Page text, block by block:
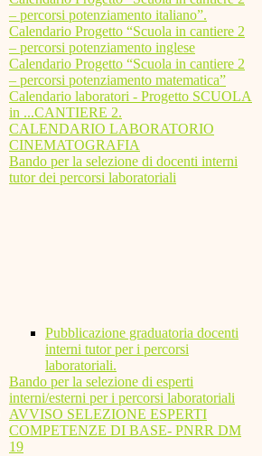
– percorsi potenziamento italiano”.
Calendario Progetto “Scuola in cantiere 2
– percorsi potenziamento inglese
Calendario Progetto “Scuola in cantiere 2
– percorsi potenziamento matematica”
Calendario laboratori - Progetto SCUOLA
in ...CANTIERE 2.
CALENDARIO LABORATORIO
CINEMATOGRAFIA
Bando per la selezione di docenti interni
tutor dei percorsi laboratoriali
Pubblicazione graduatoria docenti
interni tutor per i percorsi
laboratoriali.
Bando per la selezione di esperti
interni/esterni per i percorsi laboratoriali
AVVISO SELEZIONE ESPERTI
COMPETENZE DI BASE- PNRR DM
19